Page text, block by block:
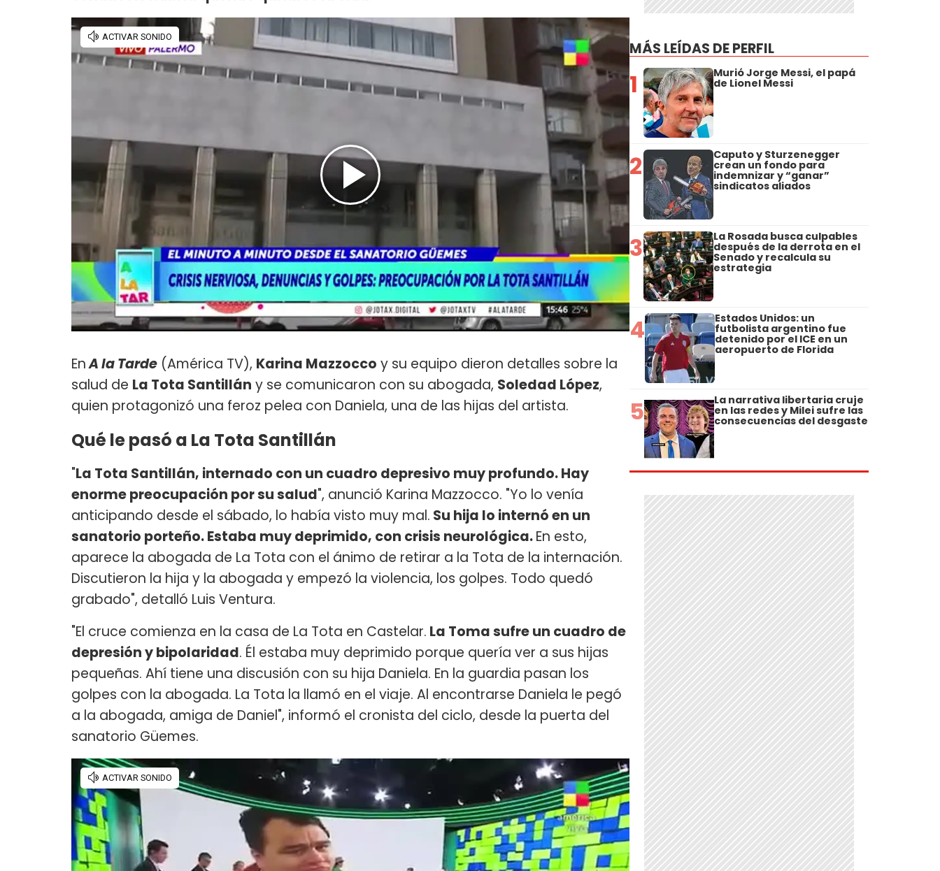
EnA la Tarde (América TV), Karina Mazzocco y su equipo dieron detalles sobre la
salud de La Tota Santillán y se comunicaron con su abogada, Soledad López,
quien protagonizó una feroz pelea con Daniela, una de las hijas del artista.
Qué le pasó a La Tota Santillán
"La Tota Santillán, internado con un cuadro depresivo muy profundo. Hay
enorme preocupación por su salud", anunció Karina Mazzocco. "Yo lo venía
anticipando desde el sábado, lo había visto muy mal. Su hija lo internó en un
sanatorio porteño. Estaba muy deprimido, con crisis neurológica.En esto,
aparece la abogada de La Tota con el ánimo de retirar a la Tota de la internación.
Discutieron la hija y la abogada y empezó la violencia, los golpes. Todo quedó
grabado", detalló Luis Ventura.
"El cruce comienza en la casa de La Tota en Castelar. La Toma sufre un cuadro de
depresión y bipolaridad. Él estaba muy deprimido porque quería ver a sus hijas
pequeñas. Ahí tiene una discusión con su hija Daniela. En la guardia pasan los
golpes con la abogada. La Tota la llamó en el viaje. Al encontrarse Daniela le pegó
a la abogada, amiga de Daniel", informó el cronista del ciclo, desde la puerta del
sanatorio Güemes.
MÁS LEÍDAS DE PERFIL
1 Murió Jorge Messi, el papá
de Lionel Messi
2 Caputo y Sturzenegger
crean un fondo para
indemnizar y “ganar”
sindicatos aliados
3 La Rosada busca culpables
después de la derrota en el
Senado y recalcula su
estrategia
4 Estados Unidos: un
futbolista argentino fue
detenido por el ICE en un
aeropuerto de Florida
5 La narrativa libertaria cruje
en las redes y Milei sufre las
consecuencias del desgaste